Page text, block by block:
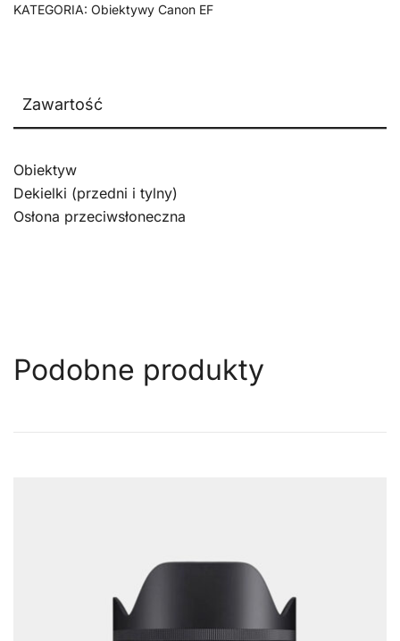
KATEGORIA: Obiektywy Canon EF
Zawartość
Obiektyw
Dekielki (przedni i tylny)
Osłona przeciwsłoneczna
Podobne produkty